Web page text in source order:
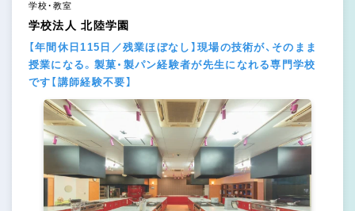
学校・教室
学校法人 北陸学園
【年間休日115日／残業ほぼなし】現場の技術が、そのまま
授業になる。製菓・製パン経験者が先生になれる専門学校
です【講師経験不要】